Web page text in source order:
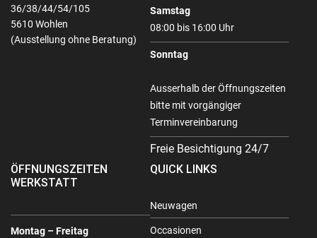
36/38/44/54/105
5610 Wohlen
(Ausstellung ohne Beratung)
Samstag
08:00 bis 16:00 Uhr
Sonntag
Ausserhalb der Öffnungszeiten
bitte mit vorgängiger
Terminvereinbarung
Freie Besichtigung 24/7
ÖFFNUNGSZEITEN
WERKSTATT
Montag – Freitag
QUICK LINKS
Neuwagen
Occasionen